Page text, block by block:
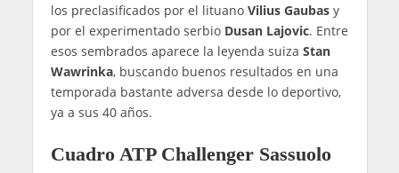
los preclasificados por el lituano Vilius Gaubasy
por el experimentado serbio Dusan Lajovic. Entre
esos sembrados aparece la leyenda suiza Stan
Wawrinka, buscando buenos resultados en una
temporada bastante adversa desde lo deportivo,
ya a sus 40 años.
Cuadro ATP Challenger Sassuolo